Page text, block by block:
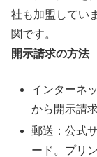
社も加盟してい
関です。
開示請求の方法
インターネ
から開示請
郵送：公式
ード。プリ